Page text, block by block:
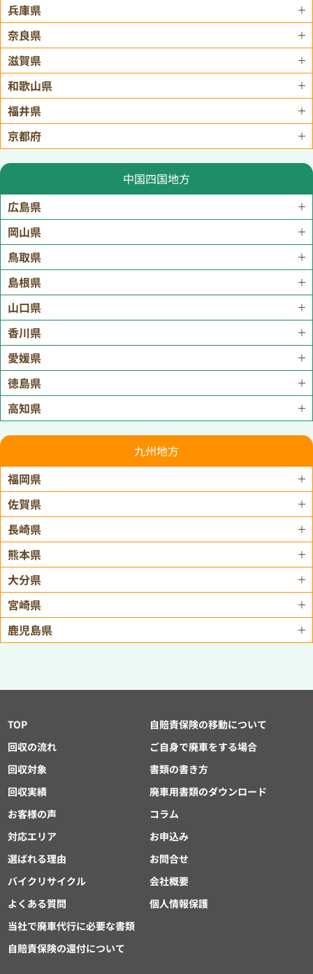
兵庫県
奈良県
滋賀県
和歌山県
福井県
京都府
中国四国地方
広島県
岡山県
鳥取県
島根県
山口県
香川県
愛媛県
徳島県
高知県
九州地方
福岡県
佐賀県
長崎県
熊本県
大分県
宮崎県
鹿児島県
TOP
回収の流れ
回収対象
回収実績
お客様の声
対応エリア
選ばれる理由
バイクリサイクル
よくある質問
当社で廃車代行に必要な書類
自賠責保険の還付について
自賠責保険の移動について
ご自身で廃車をする場合
書類の書き方
廃車用書類のダウンロード
コラム
お申込み
お問合せ
会社概要
個人情報保護